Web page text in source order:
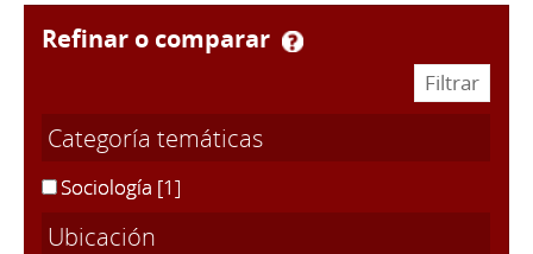
refinar o comparar
Categoría temáticas
Sociología [1]
Ubicación